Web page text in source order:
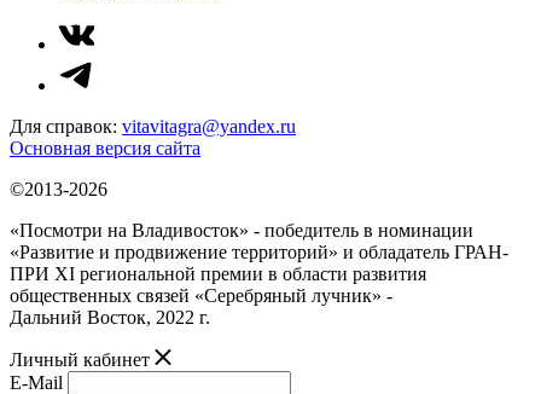
Для справок: vitavitagra@yandex.ru
Основная версия сайта
©2013-2026
«Посмотри на Владивосток» - победитель в номинации
«Развитие и продвижение территорий» и обладатель ГРАН-
ПРИ XI региональной премии в области развития
общественных связей «Серебряный лучник» -
Дальний Восток, 2022 г.
Личный кабинет
E-Mail